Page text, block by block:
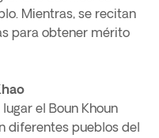
Mientras, se recitan
para obtener mérito
el Boun Khoun
diferentes pueblos del